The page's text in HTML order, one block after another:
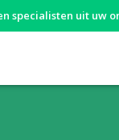
specialisten uit uw